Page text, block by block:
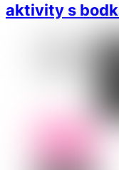
aktivity s